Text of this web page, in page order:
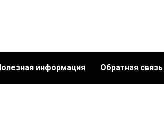
информация Обратная связь